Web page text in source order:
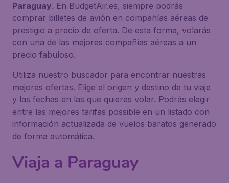
Paraguay. En BudgetAir.es, siempre podrás
comprar billetes de avión en compañías aéreas de
prestigio a precio de oferta. De esta forma, volarás
con una de las mejores compañías aéreas a un
precio fabuloso.
Utiliza nuestro buscador para encontrar nuestras
mejores ofertas. Elige el origen y destino de tu viaje
y las fechas en las que quieres volar. Podrás elegir
entre las mejores tarifas possible en un listado con
información actualizada de vuelos baratos generado
de forma automática.
Viaja a Paraguay